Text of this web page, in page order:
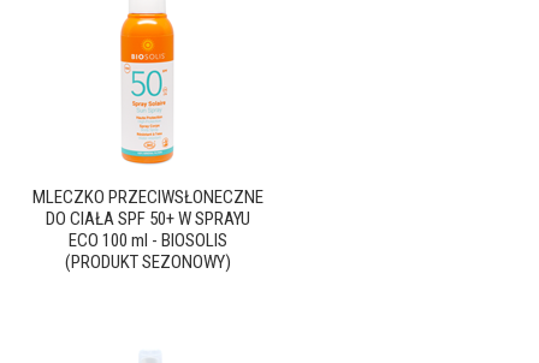
MLECZKO PRZECIWSŁONECZNE
DO CIAŁA SPF 50+ W SPRAYU
ECO 100 ml - BIOSOLIS
(PRODUKT SEZONOWY)